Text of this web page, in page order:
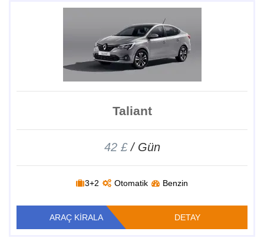
Taliant
42 £/ Gün
3+2 Otomatik Benzin
ARAÇ KİRALA DETAY